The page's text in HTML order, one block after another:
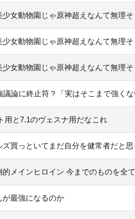
少女動物園じゃ原神超えなんて無理
少女動物園じゃ原神超えなんて無理
少女動物園じゃ原神超えなんて無理
議論に終止符？「実はそこまで強く
用と7.1のヴェスナ用だなこれ
ズ買っといてまだ自分を健常者だと
的メインヒロイン 今までのものを全
が最強になるのか